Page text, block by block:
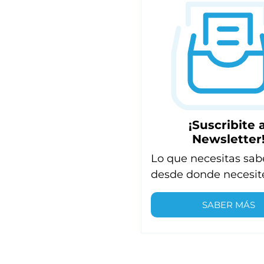
¡Suscribite
Newsletter!
Lo que necesitas
desde donde
SABER MÁS